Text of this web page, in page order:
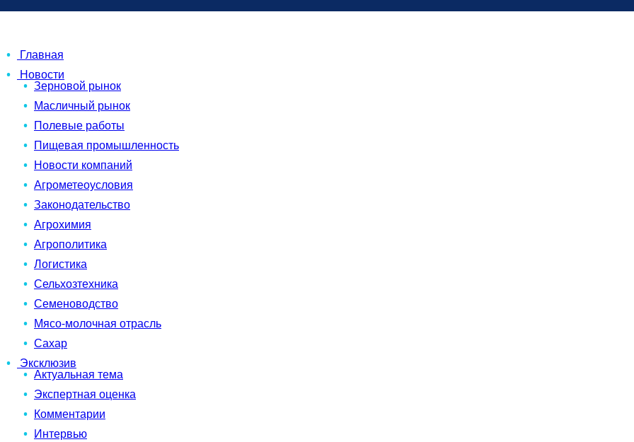
Главная
Новости
Зерновой рынок
Масличный рынок
Полевые работы
Пищевая промышленность
Новости компаний
Агрометеоусловия
Законодательство
Агрохимия
Агрополитика
Логистика
Сельхозтехника
Семеноводство
Мясо-молочная отрасль
Сахар
Эксклюзив
Актуальная тема
Экспертная оценка
Комментарии
Интервью